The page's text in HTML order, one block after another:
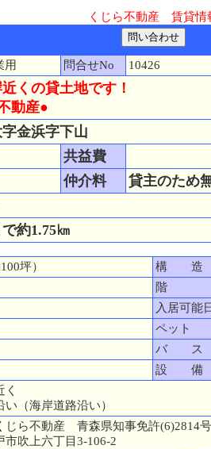
くじら不動産 賃貸情
問合せNo 10426
くの貸土地です！
動産●
金浜字下山
共益費
仲介料
貸主のため
約1.75㎞
坪）
構 造
階
入居可能
ペット
バ ス
設 備
く
い（海岸道路沿い）
じら不動産 青森県知事免許(6)2814号
市吹上六丁目3-106-2